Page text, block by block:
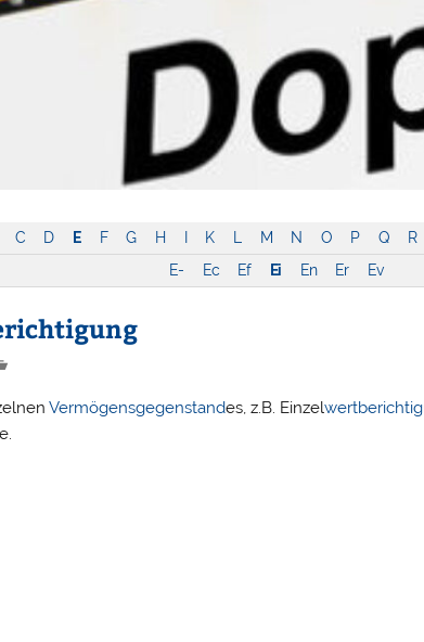
C D E F G H K M N O P Q R
E-
Ec Ef Ei En Er Ev
Vermögensgegenstandes, z.B. Einzel